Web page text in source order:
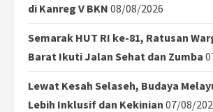
di Kanreg V BKN 08/08/2026
Semarak HUT RI ke-81, Ratusan
Barat Ikuti Jalan Sehat dan Zumba
Lewat Kesah Selaseh, Budaya
Lebih Inklusif dan Kekinian 07/08/